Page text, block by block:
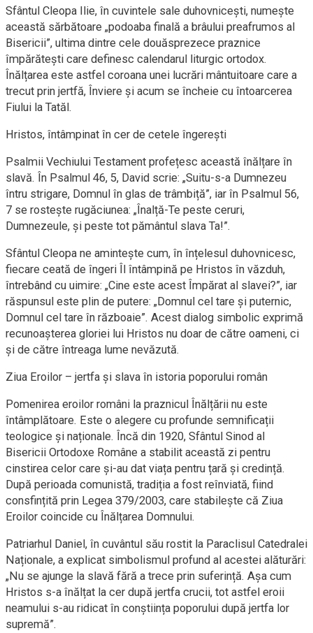
Sfântul Cleopa Ilie, în cuvintele sale duhovnicești, numește
această sărbătoare „podoaba finală a brâului preafrumos al
Bisericii”, ultima dintre cele douăsprezece praznice
împărătești care definesc calendarul liturgic ortodox.
Înălțarea este astfel coroana unei lucrări mântuitoare care a
trecut prin jertfă, Înviere și acum se încheie cu întoarcerea
Fiului la Tatăl.
Hristos, întâmpinat în cer de cetele îngerești
Psalmii Vechiului Testament profețesc această înălțare în
slavă. În Psalmul 46, 5, David scrie: „Suitu-s-a Dumnezeu
întru strigare, Domnul în glas de trâmbiță”, iar în Psalmul 56,
7 se rostește rugăciunea: „Înalță-Te peste ceruri,
Dumnezeule, și peste tot pământul slava Ta!”.
Sfântul Cleopa ne amintește cum, în înțelesul duhovnicesc,
fiecare ceată de îngeri Îl întâmpină pe Hristos în văzduh,
întrebând cu uimire: „Cine este acest Împărat al slavei?”, iar
răspunsul este plin de putere: „Domnul cel tare și puternic,
Domnul cel tare în războaie”. Acest dialog simbolic exprimă
recunoașterea gloriei lui Hristos nu doar de către oameni, ci
și de către întreaga lume nevăzută.
Ziua Eroilor – jertfa și slava în istoria poporului român
Pomenirea eroilor români la praznicul Înălțării nu este
întâmplătoare. Este o alegere cu profunde semnificații
teologice și naționale. Încă din 1920, Sfântul Sinod al
Bisericii Ortodoxe Române a stabilit această zi pentru
cinstirea celor care și-au dat viața pentru țară și credință.
După perioada comunistă, tradiția a fost reînviată, fiind
consfințită prin Legea 379/2003, care stabilește că Ziua
Eroilor coincide cu Înălțarea Domnului.
Patriarhul Daniel, în cuvântul său rostit la Paraclisul Catedralei
Naționale, a explicat simbolismul profund al acestei alăturări:
„Nu se ajunge la slavă fără a trece prin suferință. Așa cum
Hristos s-a înălțat la cer după jertfa crucii, tot astfel eroii
neamului s-au ridicat în conștiința poporului după jertfa lor
supremă”.